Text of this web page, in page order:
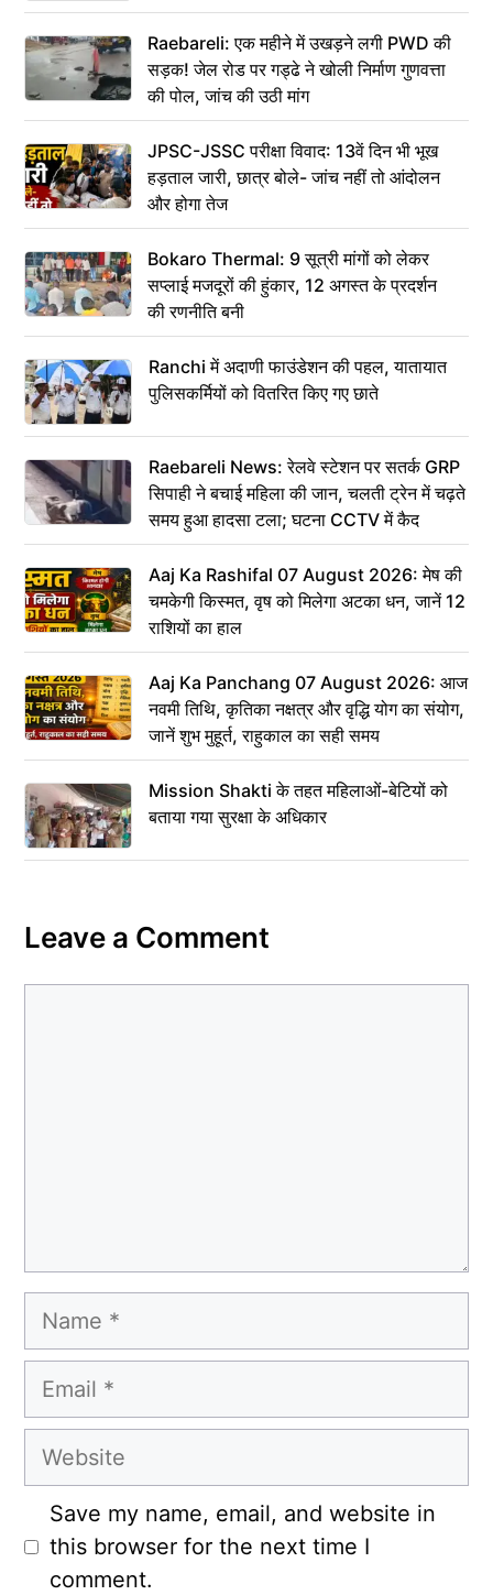
Raebareli: एक महीने में उखड़ने लगी PWD की
सड़क! जेल रोड पर गड्ढे ने खोली निर्माण गुणवत्ता
की पोल, जांच की उठी मांग
JPSC-JSSC परीक्षा विवाद: 13वें दिन भी भूख
हड़ताल जारी, छात्र बोले- जांच नहीं तो आंदोलन
और होगा तेज
Bokaro Thermal: 9 सूत्री मांगों को लेकर
सप्लाई मजदूरों की हुंकार, 12 अगस्त के प्रदर्शन
की रणनीति बनी
Ranchi में अदाणी फाउंडेशन की पहल, यातायात
पुलिसकर्मियों को वितरित किए गए छाते
Raebareli News: रेलवे स्टेशन पर सतर्क GRP
सिपाही ने बचाई महिला की जान, चलती ट्रेन में चढ़ते
समय हुआ हादसा टला; घटना CCTV में कैद
Aaj Ka Rashifal 07 August 2026: मेष की
चमकेगी किस्मत, वृष को मिलेगा अटका धन, जानें 12
राशियों का हाल
Aaj Ka Panchang 07 August 2026: आज
नवमी तिथि, कृतिका नक्षत्र और वृद्धि योग का संयोग,
जानें शुभ मुहूर्त, राहुकाल का सही समय
Mission Shakti के तहत महिलाओं-बेटियों को
बताया गया सुरक्षा के अधिकार
Leave a Comment
Name
Email
Website
Save my name, email, and website in
this browser for the next time I
comment.